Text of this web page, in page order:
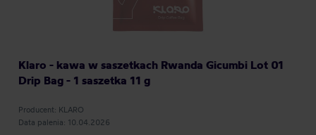
Klaro - kawa w saszetkach Rwanda Gicumbi Lot 01
Drip Bag - 1 saszetka 11 g
Producent: KLARO
Data palenia: 10.04.2026